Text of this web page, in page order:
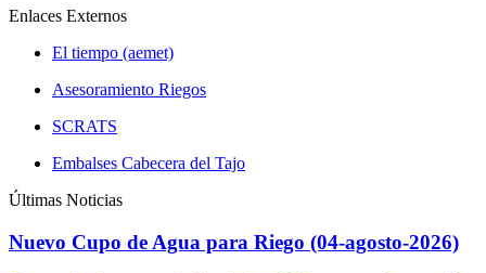
Enlaces Externos
El tiempo (aemet)
Asesoramiento Riegos
SCRATS
Embalses Cabecera del Tajo
Últimas Noticias
Nuevo Cupo de Agua para Riego (04-agosto-2026)